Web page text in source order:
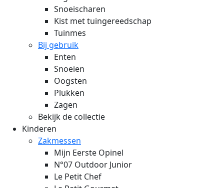
Snoeischaren
Kist met tuingereedschap
Tuinmes
Bij gebruik
Enten
Snoeien
Oogsten
Plukken
Zagen
Bekijk de collectie
Kinderen
Zakmessen
Mijn Eerste Opinel
N°07 Outdoor Junior
Le Petit Chef